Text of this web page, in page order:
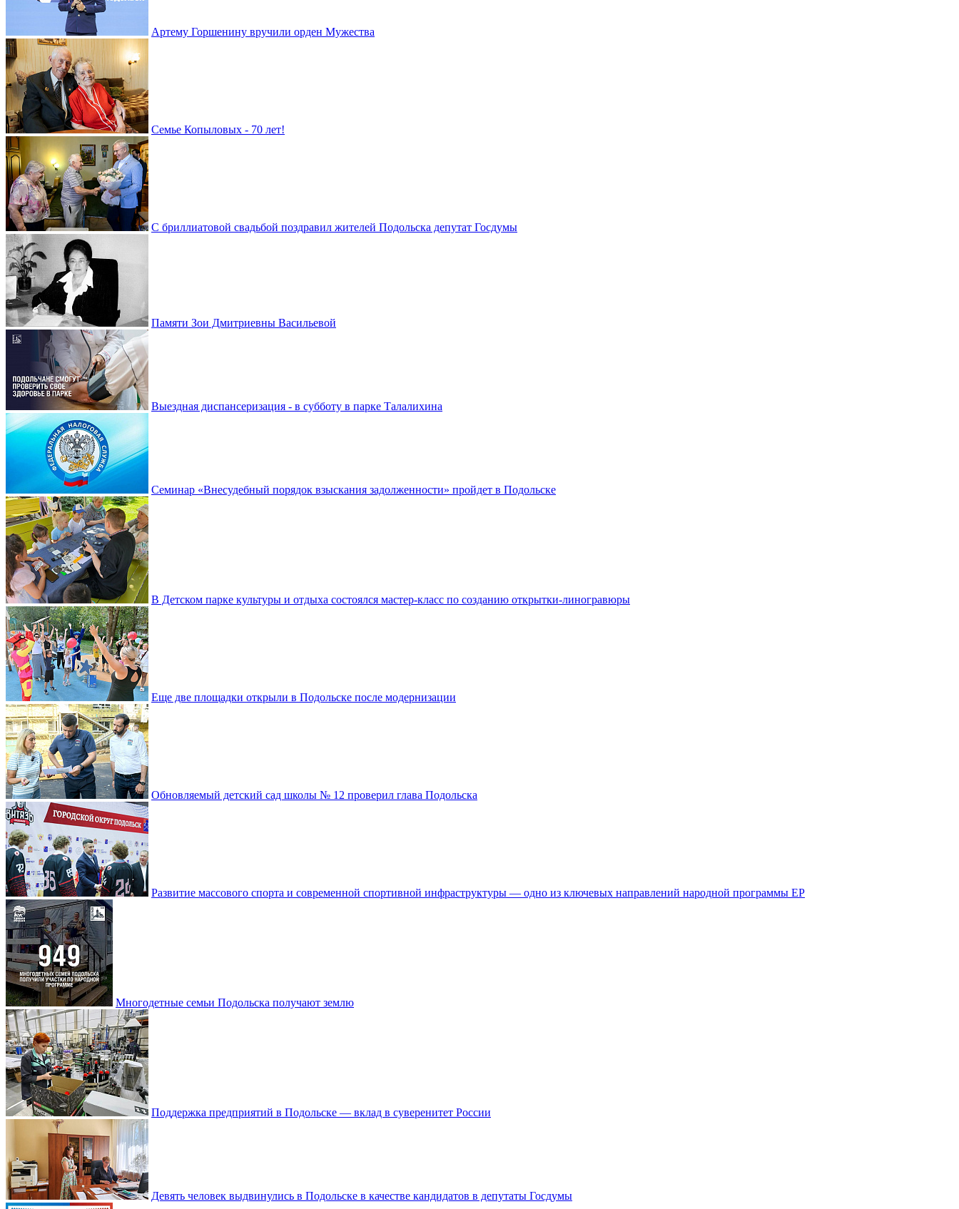
Артему Горшенину вручили орден Мужества
Семье Копыловых - 70 лет!
С бриллиатовой свадьбой поздравил жителей Подольска депутат Госдумы
Памяти Зои Дмитриевны Васильевой
Выездная диспансеризация - в субботу в парке Талалихина
Семинар «Внесудебный порядок взыскания задолженности» пройдет в Подольске
В Детском парке культуры и отдыха состоялся мастер-класс по созданию открытки-линогравюры
Еще две площадки открыли в Подольске после модернизации
Обновляемый детский сад школы № 12 проверил глава Подольска
Развитие массового спорта и современной спортивной инфраструктуры — одно из ключевых направлений народной программы ЕР
Многодетные семьи Подольска получают землю
Поддержка предприятий в Подольске — вклад в суверенитет России
Девять человек выдвинулись в Подольске в качестве кандидатов в депутаты Госдумы